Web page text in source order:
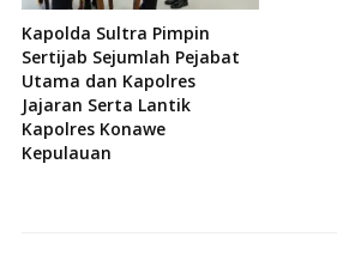
Kapolda Sultra Pimpin
Sertijab Sejumlah Pejabat
Utama dan Kapolres
Jajaran Serta Lantik
Kapolres Konawe
Kepulauan